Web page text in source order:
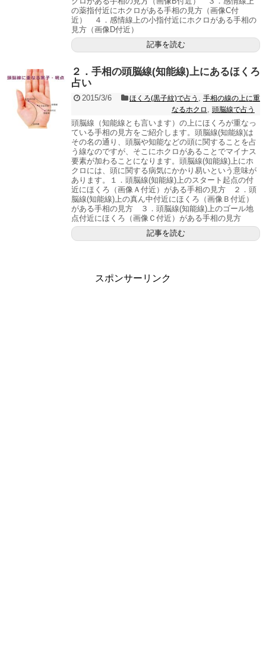
の薬指付近にホクロがある手相の見方（画像C付
近） ４．感情線上の小指付近にホクロがある手相の
見方（画像D付近）
記事を読む
２．手相の頭脳線(知能線)上にあるほくろ
占い
2015/3/6 ほくろ(黒子紋)で占う , 手相の線の上に重
なるホクロ , 頭脳線で占う
頭脳線（知能線とも言います）の上にほくろが重なっ
ている手相の見方をご紹介します。頭脳線(知能線)は
その名の通り、頭脳や知能などの頭に関することを占
う線なのですが、そこにホクロがあることでマイナス
要素が加わることになります。頭脳線(知能線)上にホ
クロには、頭に関する病気にかかり易いという意味が
あります。１．頭脳線(知能線)上のスタート起点の付
近にほくろ（画像Ａ付近）がある手相の見方 ２．頭
脳線(知能線)上の真ん中付近にほくろ（画像Ｂ付近）
がある手相の見方 ３．頭脳線(知能線)上のゴール地
点付近にほくろ（画像Ｃ付近）がある手相の見方
記事を読む
スポンサーリンク